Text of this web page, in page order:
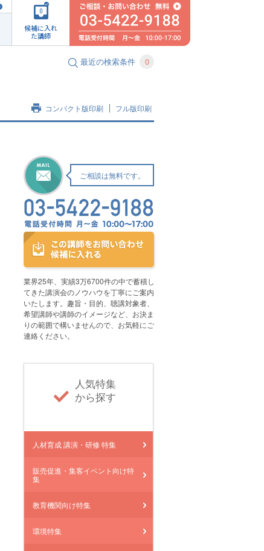
0
候補に入れ
た講師
最近の検索条件 0
コンパクト版印刷 フル版印刷
ご相談は無料です。
業界25年、実績3万6700件の中で蓄積し
てきた講演会のノウハウを丁寧にご案内
いたします。趣旨・目的、聴講対象者、
希望講師や講師のイメージなど、お決ま
りの範囲で構いませんので、お気軽にご
連絡ください。
人気特集
から探す
人材育成 講演・研修 特集
販売促進・集客イベント向け特
集
教育機関向け特集
環境特集